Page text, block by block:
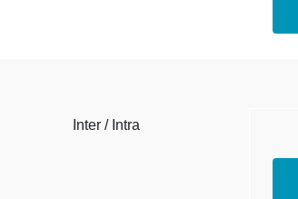
Inter / Intra